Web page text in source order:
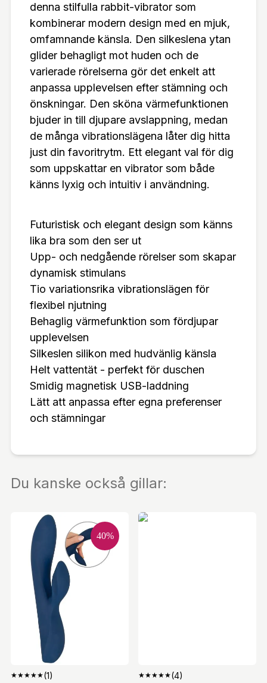
denna stilfulla rabbit-vibrator som
kombinerar modern design med en mjuk,
omfamnande känsla. Den silkeslena ytan
glider behagligt mot huden och de
varierade rörelserna gör det enkelt att
anpassa upplevelsen efter stämning och
önskningar. Den sköna värmefunktionen
bjuder in till djupare avslappning, medan
de många vibrationslägena låter dig hitta
just din favoritrytm. Ett elegant val för dig
som uppskattar en vibrator som både
känns lyxig och intuitiv i användning.
Futuristisk och elegant design som känns
lika bra som den ser ut
Upp- och nedgående rörelser som skapar
dynamisk stimulans
Tio variationsrika vibrationslägen för
flexibel njutning
Behaglig värmefunktion som fördjupar
upplevelsen
Silkeslen silikon med hudvänlig känsla
Helt vattentät - perfekt för duschen
Smidig magnetisk USB-laddning
Lätt att anpassa efter egna preferenser
och stämningar
Du kanske också gillar:
★★★★★(1)
40%
★★★★★(4)